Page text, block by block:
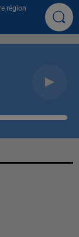
région